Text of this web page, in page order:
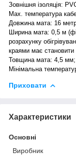
Зовнішня ізоляція:
Max. температура
Довжина мата: 16
Ширина мата: 0,5 м
розрахунку
краями має
Товщина мата: 4,5 мм;
Мінімальна
Приховати
Характеристики
Основні
Виробник